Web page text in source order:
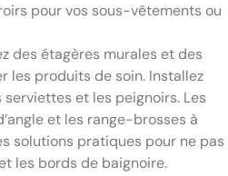
pour vos sous-vêtements ou
des étagères murales et des
les produits de soin. Installez
et les peignoirs. Les
et les range-brosses à
solutions pratiques pour ne pas
les bords de baignoire.